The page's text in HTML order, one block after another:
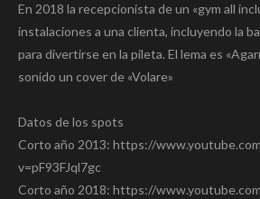
En 2018 la recepcionista de un «gym all
instalaciones a una clienta, incluyendo la
para divertirse en la pileta. El lema es
sonido un cover de «Volare»
Datos de los spots
Corto año 2013: https://
v=pF93FJql7gc
Corto año 2018: https://